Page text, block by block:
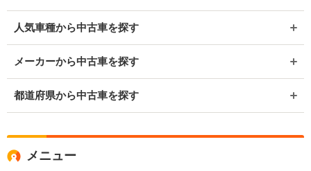
人気車種から中古車を探す
メーカーから中古車を探す
都道府県から中古車を探す
メニュー